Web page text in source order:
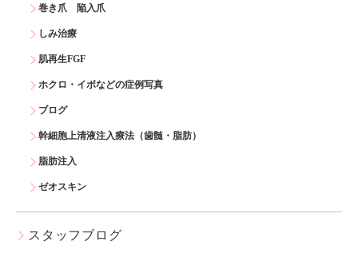
巻き爪 陥入爪
しみ治療
肌再生FGF
ホクロ・イボなどの症例写真
ブログ
幹細胞上清液注入療法（歯髄・脂肪）
脂肪注入
ゼオスキン
スタッフブログ